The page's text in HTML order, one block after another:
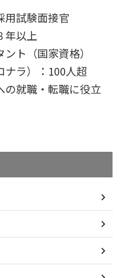
用試験面接官
年以上
ト（国家資格）
ナラ）：100人超
の就職・転職に役立